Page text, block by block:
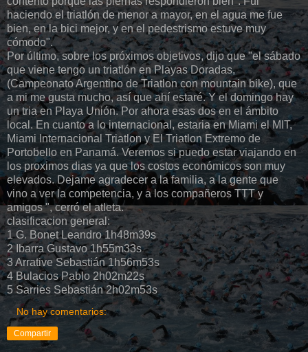
haciendo el triatlón de menor a mayor, en el agua me fue
bien, en la bici mejor, y en el pedestrismo estuve muy
cómodo".
Por último, sobre los próximos objetivos, dijo que "el sábado
que viene tengo un triatlón en Playas Doradas,
(Campeonato Argentino de Triatlon con mountain bike), que
a mi me gusta mucho, así que ahí estaré. Y el domingo hay
un tria en Playa Unión. Por ahora esas dos en el ámbito
local. En cuanto a lo internacional, estaria en Miami el MIT,
Miami Internacional Triatlon y El Triatlon Extremo de
Portobello en Panamá. Veremos si puedo estar viajando en
los proximos dias ya que los costos económicos son muy
elevados. Dejame agradecer a la familia, a la gente que
vino a ver la competencia, y a los compañeros TTT y
amigos ", cerró el atleta.
clasificacion general:
1 G. Bonet Leandro 1h48m39s
2 Ibarra Gustavo 1h55m33s
3 Arrative Sebastián 1h56m53s
4 Bulacios Pablo 2h02m22s
5 Sarries Sebastián 2h02m53s
No hay comentarios:
Compartir